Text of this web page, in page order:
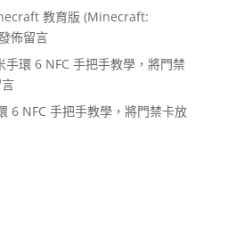
教育版 (Minecraft:
佈留言
手環 6 NFC 手把手教學，將門禁
6 NFC 手把手教學，將門禁卡放